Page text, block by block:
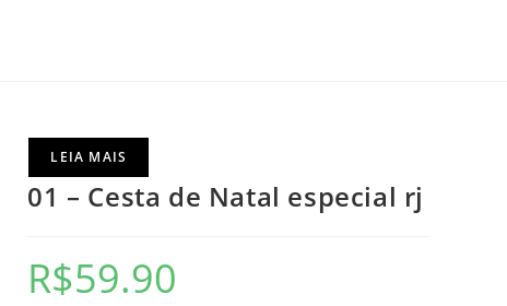
LEIA MAIS
01 – Cesta de Natal especial rj
R$59.90